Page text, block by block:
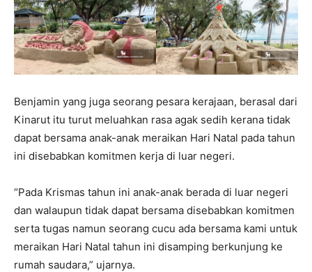
Benjamin yang juga seorang pesara kerajaan, berasal dari
Kinarut itu turut meluahkan rasa agak sedih kerana tidak
dapat bersama anak-anak meraikan Hari Natal pada tahun
ini disebabkan komitmen kerja di luar negeri.
“Pada Krismas tahun ini anak-anak berada di luar negeri
dan walaupun tidak dapat bersama disebabkan komitmen
serta tugas namun seorang cucu ada bersama kami untuk
meraikan Hari Natal tahun ini disamping berkunjung ke
rumah saudara,” ujarnya.